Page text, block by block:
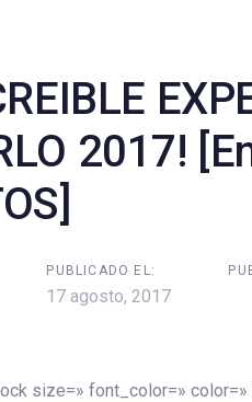
2017!
PUBLICADO EL:
17 agosto, 2017
size=» font_color=» color=»